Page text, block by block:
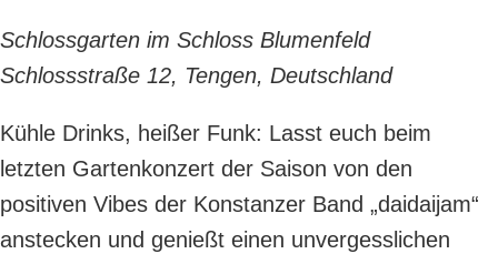
Schlossgarten im Schloss Blumenfeld
Schlossstraße 12, Tengen, Deutschland
Kühle Drinks, heißer Funk: Lasst euch beim
letzten Gartenkonzert der Saison von den
positiven Vibes der Konstanzer Band „daidaijam“
anstecken und genießt einen unvergesslichen